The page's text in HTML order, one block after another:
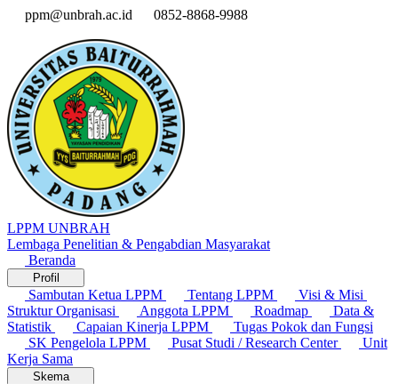
ppm@unbrah.ac.id 0852-8868-9988
LPPM UNBRAH
Lembaga Penelitian & Pengabdian Masyarakat
Beranda
Profil
Sambutan Ketua LPPM Tentang LPPM
Visi & Misi
Struktur Organisasi
Anggota LPPM Roadmap
Data &
Statistik
Capaian Kinerja LPPM
Tugas Pokok dan Fungsi
SK Pengelola LPPM
Pusat Studi / Research Center
Unit
Kerja Sama
Skema